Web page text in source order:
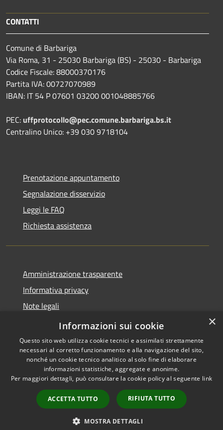
CONTATTI
Comune di Barbariga
Via Roma, 31 - 25030 Barbariga (BS) - 25030 - Barbariga
Codice Fiscale: 88000370176
Partita IVA: 00727070989
IBAN: IT 54 P 07601 03200 001048885766
PEC: uffprotocollo@pec.comune.barbariga.bs.it
Centralino Unico: +39 030 9718104
Prenotazione appuntamento
Segnalazione disservizio
Leggi le FAQ
Richiesta assistenza
Amministrazione trasparente
Informativa privacy
Note legali
Dichiarazione di accessibilità
Accessibilità
Copyright © 2026 • Comune di
Barbariga • Powered by
Municipium•
Accesso
redazione
×
Informazioni sui cookie
Questo sito web utilizza cookie tecnici e assimilati strettamente
necessari al corretto funzionamento e alla navigazione del sito,
nonché un cookie tecnico analitico al solo fine di elaborare
informazioni statistiche, aggregate e anonime.
Per maggiori dettagli, può consultare la cookie policy al seguente link
ACCETTA TUTTO RIFIUTA TUTTO
MOSTRA DETTAGLI